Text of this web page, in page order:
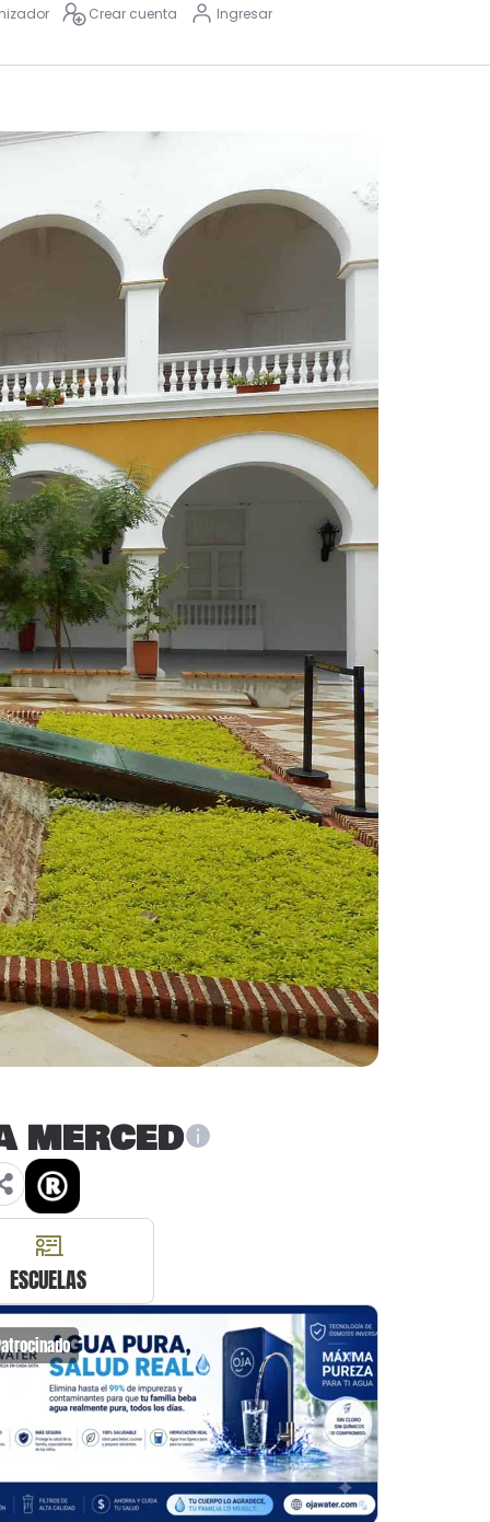
Crear cuenta Ingresar
MERCED
ESCUELAS